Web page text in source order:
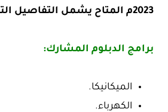
2023م المتاح يشمل التفاصيل التالي:
برامج الدبلوم المشارك:
الميكانيكا.
الكهرباء.